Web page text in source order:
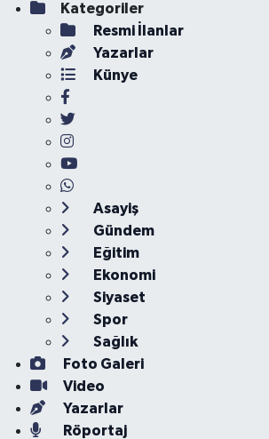
Kategoriler
Resmi İlanlar
Yazarlar
Künye
Asayiş
Gündem
Eğitim
Ekonomi
Siyaset
Spor
Sağlık
Foto Galeri
Video
Yazarlar
Röportaj